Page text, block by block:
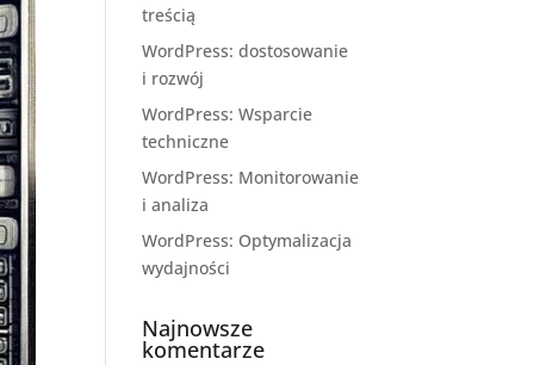
treścią
WordPress: dostosowanie
i rozwój
WordPress: Wsparcie
techniczne
WordPress: Monitorowanie
i analiza
WordPress: Optymalizacja
wydajności
Najnowsze
komentarze